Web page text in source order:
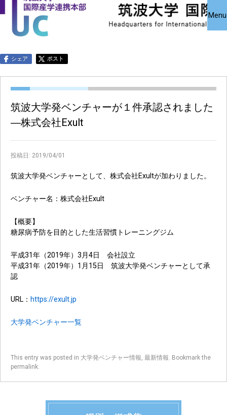
Menu
Close
国際産学連携
本部について
国際産学連携
本部公募事業
共同研究受
究・知的財
シェア ポスト
筑波大学発ベンチャーが１件承認されました
―株式会社Exult
投稿日: 2019/04/01
筑波大学発ベンチャーとして、株式会社Exultが加わりました。
ベンチャー名：株式会社Exult
【概要】
糖尿病予防を目的とした生活習慣トレーニングジム
平成31年（2019年）3月4日 会社設立
平成31年（2019年）1月15日 筑波大学発ベンチャーとして承
認
URL： https://exult.jp
大学発ベンチャー一覧
This entry was posted in 大学発ベンチャー情報, 最新情報. Bookmark the
permalink.